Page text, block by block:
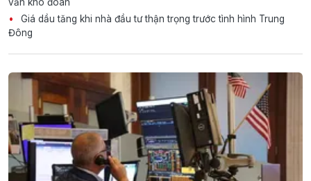
Giá dầu tăng khi nhà đầu tư thận trọng trước tình hình Trung
Đông